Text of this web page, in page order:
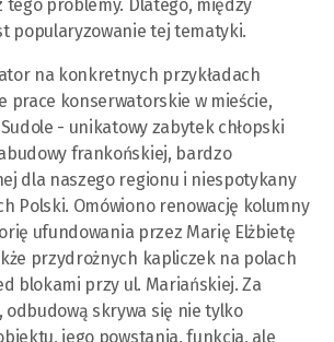
tego problemy. Dlatego, między
popularyzowanie tej tematyki.
na konkretnych przykładach
prace konserwatorskie w mieście,
- unikatowy zabytek chłopski
frankońskiej, bardzo
dla naszego regionu i niespotykany
Polski. Omówiono renowację kolumny
ufundowania przez Marię Elżbietę
przydrożnych kapliczek na polach
blokami przy ul. Mariańskiej. Za
odbudową skrywa się nie tylko
jego powstania, funkcja, ale